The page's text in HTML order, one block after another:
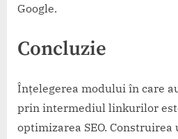
Google.
Concluzie
Înțelegerea modului în care
prin intermediul linkurilor
optimizarea SEO.